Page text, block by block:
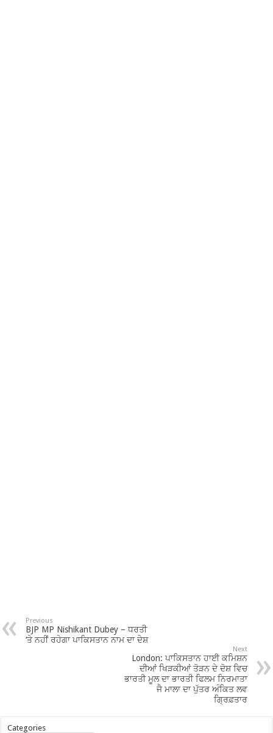
Previous
BJP MP Nishikant Dubey – ਧਰਤੀ
‘ਤੇ ਨਹੀਂ ਰਹੇਗਾ ਪਾਕਿਸਤਾਨ ਨਾਮ ਦਾ ਦੇਸ਼
Next
London: ਪਾਕਿਸਤਾਨ ਹਾਈ ਕਮਿਸ਼ਨ
ਦੀਆਂ ਖਿੜਕੀਆਂ ਤੋੜਨ ਦੇ ਦੋਸ਼ ਵਿਚ
ਭਾਰਤੀ ਮੂਲ ਦਾ ਭਾਰਤੀ ਫਿਲਮ ਨਿਰਮਾਤਾ
ਜੈ ਮਾਲਾ ਦਾ ਪੁੱਤਰ ਅੰਕਿਤ ਲਵ
ਗ੍ਰਿਫ਼ਤਾਰ
Categories